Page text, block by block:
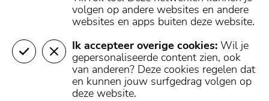
volgen op andere websites en andere
websites en apps buiten deze website.
Ik accepteer overige cookies: Wil je
gepersonaliseerde content zien, ook
van anderen? Deze cookies regelen dat
en kunnen jouw surfgedrag volgen op
deze website.